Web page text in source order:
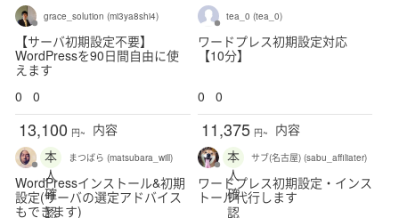
grace_solution (mi3ya8shi4)
【サーバ初期設定不要】
WordPressを90日間自由に使
えます
0
0
13,100 円~ 内容
tea_0 (tea_0)
ワードプレス初期設定対応
【10分】
0 0
11,375 円~
内容
本
人
確
認
まつばら (matsubara_will)
WordPressインストール&初期
設定(サーバの選定アドバイス
もできます)
本
人
確
認
サブ(名古屋) (sabu_affiliater)
ワードプレス初期設定・インス
トール代行します